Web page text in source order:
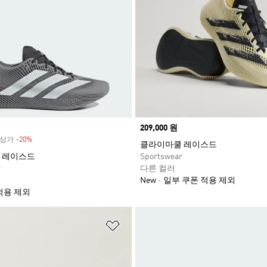
가 -20%Discount
이스드
용 제외
Price
209,000 원
클라이마쿨 레이스드
Sportswear
다른 컬러
New
일부 쿠폰 적용 제외